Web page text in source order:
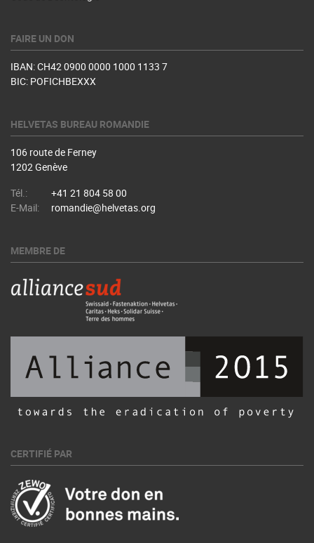
FAIRE UN DON
IBAN: CH42 0900 0000 1000 1133 7
BIC: POFICHBEXXX
HELVETAS BUREAU ROMANDIE
106 route de Ferney
1202 Genève
Tél.:
+41 21 804 58 00
E-Mail:
romandie@helvetas.org
MEMBRE DE
CERTIFIÉ PAR